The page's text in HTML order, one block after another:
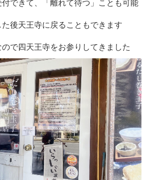
付できて、「離れて待つ」ことも可能
後天王寺に戻ることもできます
で四天王寺をお参りしてきました